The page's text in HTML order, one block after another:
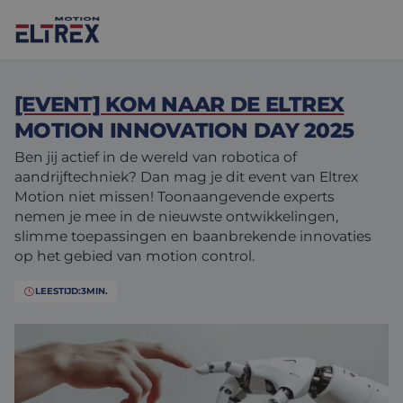
Onze oplossingen
Motoren
Drives & controllers
Motion Control Solutions
Design & prototyping
Markten
Agri-food
Life sciences
Harsh environments
Projecten
Nieuws
Contact opnemen
[EVENT] KOM NAAR DE ELTREX
MOTION INNOVATION DAY 2025
Ben jij actief in de wereld van robotica of
aandrijftechniek? Dan mag je dit event van Eltrex
Motion niet missen! Toonaangevende experts
nemen je mee in de nieuwste ontwikkelingen,
slimme toepassingen en baanbrekende innovaties
op het gebied van motion control.
LEESTIJD:3MIN.